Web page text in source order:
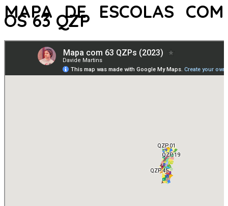
MAPA DE ESCOLAS COM
OS 63 QZP